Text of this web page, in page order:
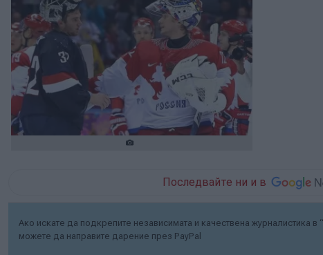
Последвайте ни и в
Ако искате да подкрепите независимата и качествена журналистика в
можете да направите дарение през PayPal